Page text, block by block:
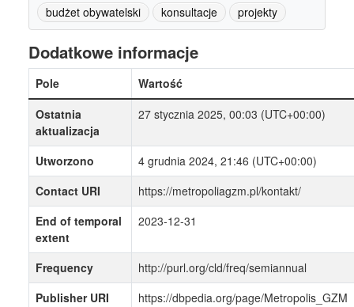
budżet obywatelski konsultacje projekty
Dodatkowe informacje
Pole
Wartość
Ostatnia
aktualizacja
27 stycznia 2025, 00:03 (UTC+00:00)
Utworzono
4 grudnia 2024, 21:46 (UTC+00:00)
Contact URI
https://metropoliagzm.pl/kontakt/
End of temporal
extent
2023-12-31
Frequency
http://purl.org/cld/freq/semiannual
Publisher URI
https://dbpedia.org/page/Metropolis_GZM